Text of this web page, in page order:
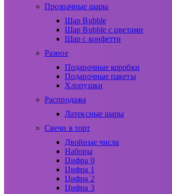
Прозрачные шары
Шар Bubble
Шар Bubble с цветами
Шар с конфетти
Разное
Подарочные коробки
Подарочные пакеты
Хлопушки
Распродажа
Латексные шары
Свечи в торт
Двойные числа
Наборы
Цифра 0
Цифра 1
Цифра 2
Цифра 3